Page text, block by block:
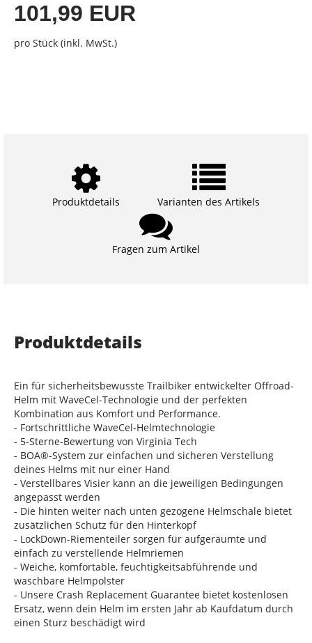
101,99 EUR
pro Stück (inkl. MwSt.)
Produktdetails Varianten des Artikels
Fragen zum Artikel
Produktdetails
Ein für sicherheitsbewusste Trailbiker entwickelter Offroad-
Helm mit WaveCel-Technologie und der perfekten
Kombination aus Komfort und Performance.
- Fortschrittliche WaveCel-Helmtechnologie
- 5-Sterne-Bewertung von Virginia Tech
- BOA®-System zur einfachen und sicheren Verstellung
deines Helms mit nur einer Hand
- Verstellbares Visier kann an die jeweiligen Bedingungen
angepasst werden
- Die hinten weiter nach unten gezogene Helmschale bietet
zusätzlichen Schutz für den Hinterkopf
- LockDown-Riementeiler sorgen für aufgeräumte und
einfach zu verstellende Helmriemen
- Weiche, komfortable, feuchtigkeitsabführende und
waschbare Helmpolster
- Unsere Crash Replacement Guarantee bietet kostenlosen
Ersatz, wenn dein Helm im ersten Jahr ab Kaufdatum durch
einen Sturz beschädigt wird